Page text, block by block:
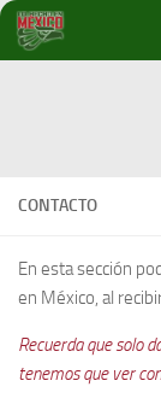
Debajo del
CONTACTO
En esta sección
en México, al
Recuerda que solo
tenemos que ver